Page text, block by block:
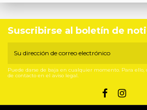
Suscribirse al boletín de
Puede darse de baja en cualquier momento. Para
de contacto en el aviso legal.